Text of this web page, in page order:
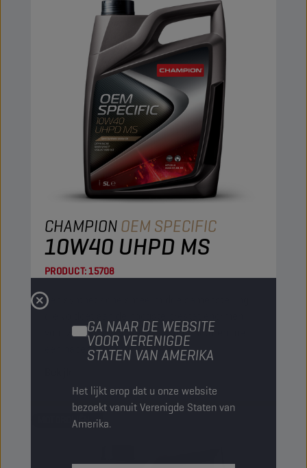
GA NAAR DE WEBSITE
VOOR VERENIGDE
STATEN VAN AMERIKA
Het lijkt erop dat u onze website
bezoekt vanuit Verenigde Staten van
Amerika.
CHAMPIONOEM SPECIFIC
10W40 UHPD MS
PRODUCT:15708
Een synthetische smeermiddelsamenstelling
voor zware trucks. Gebruikt voor motoren met
een nabehandelingssysteem.
MOTOROLIËN